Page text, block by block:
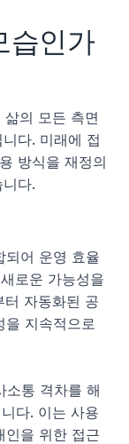
습인가
의 모든 측면
다. 미래에 접
방식을 재정의
다.
되어 운영 효율
로운 가능성을
터 자동화된 공
을 지속적으로
소통 격차를 해
다. 이는 사용
인을 위한 접근